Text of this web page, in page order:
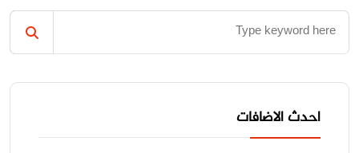
احدث الاضافات